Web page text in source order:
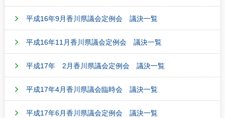
平成16年9月香川県議会定例会 議決一覧
平成16年11月香川県議会定例会 議決一覧
平成17年 2月香川県議会定例会 議決一覧
平成17年4月香川県議会臨時会 議決一覧
平成17年6月香川県議会定例会 議決一覧